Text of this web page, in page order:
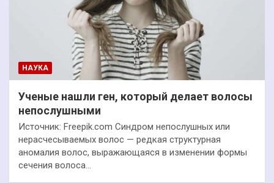
НАУКА
Ученые нашли ген, который делает волосы
непослушными
Источник: Freepik.com Синдром непослушных или
нерасчесываемых волос — редкая структурная
аномалия волос, выражающаяся в изменении формы
сечения волоса…